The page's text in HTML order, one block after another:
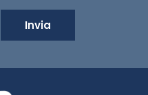
Invia